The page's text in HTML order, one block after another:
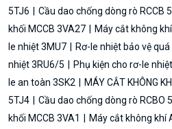
5TJ6
Cầu dao chống dòng rò RCCB
khối MCCB 3VA27
Máy cắt không
le nhiệt 3MU7
Rơ-le nhiệt bảo vệ quá
nhiệt 3RU6/5
Phụ kiện cho rơ-le
le an toàn 3SK2
MÁY CẮT KHÔNG
5TJ4
Cầu dao chống dòng rò RCBO
khối MCCB 3VA1
Máy cắt không khí